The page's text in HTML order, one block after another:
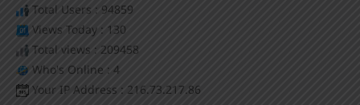
Total Users : 94859
Views Today : 130
Total views : 209458
Who's Online : 4
Your IP Address : 216.73.217.86